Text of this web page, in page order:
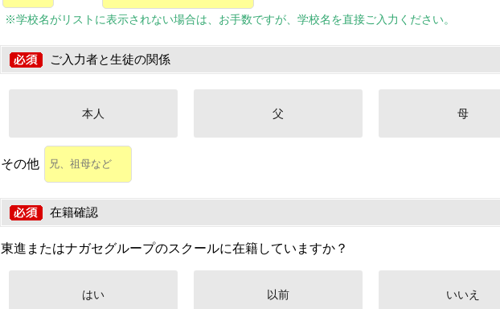
※学校名がリストに表示されない場合は、お手数ですが、学校名を直接ご入力ください。
ご入力者と生徒の関係
本人 父 母
その他
在籍確認
東進またはナガセグループのスクールに在籍していますか？
はい 以前 いいえ